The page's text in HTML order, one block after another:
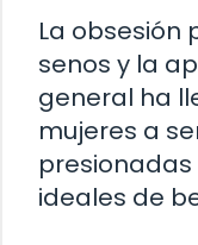
La obsesión
senos y la
general ha
mujeres a
ideales de